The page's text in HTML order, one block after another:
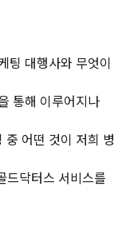
팅 대행사와 무엇이
통해 이루어지나
어떤 것이 저희 병
드닥터스 서비스를